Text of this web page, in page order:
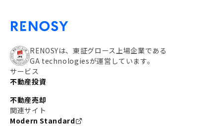
RENOSYは、東証グロース上場企業である
GA technologiesが運営しています。
サービス
不動産投資
不動産売却
関連サイト
Modern Standard